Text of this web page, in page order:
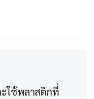
ใช้พลาสติกที่